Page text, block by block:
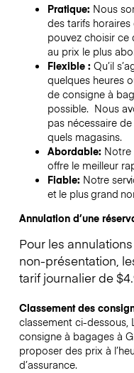
Pratique: Nous
des tarifs
pouvez choisir ce
au prix le plus
Flexible : Qu’il
quelques heures
de consigne à
possible. Nous
pas nécessaire de
quels magasins.
Abordable: Notre
offre le meilleur
Fiable: Notre
et le plus grand
Annulation d’une
Pour les
non-présentation,
tarif journalier de
Classement des
classement ci-dessous,
consigne à bagages à
proposer des prix à
d’assurance.